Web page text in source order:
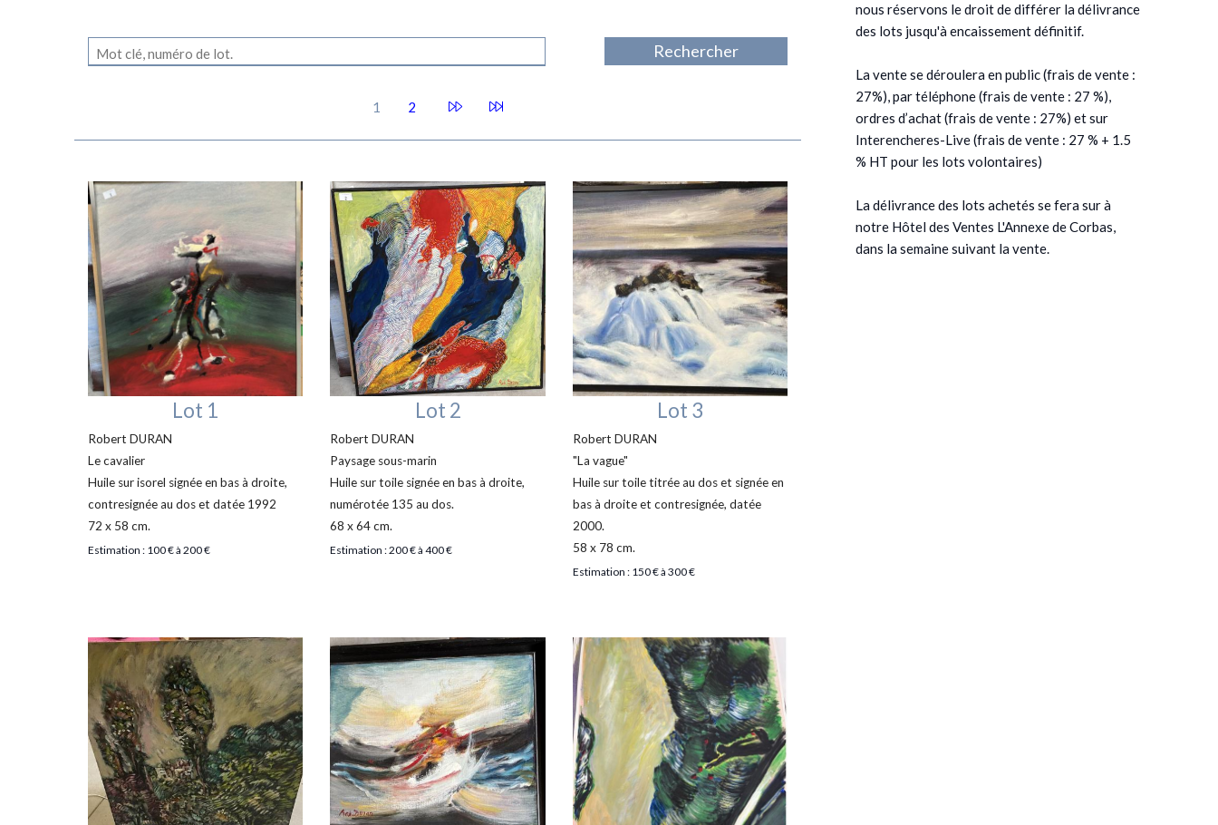
1 2
Lot 1
Robert DURAN
Le cavalier
Huile sur isorel signée en bas à droite,
contresignée au dos et datée 1992
72 x 58 cm.
Estimation : 100 € à 200 €
Lot 2
Robert DURAN
Paysage sous-marin
Huile sur toile signée en bas à droite,
numérotée 135 au dos.
68 x 64 cm.
Estimation : 200 € à 400 €
Lot 3
Robert DURAN
"La vague"
Huile sur toile titrée au dos et signée en
bas à droite et contresignée, datée
2000.
58 x 78 cm.
Estimation : 150 € à 300 €
nous réservons le droit de différer la délivrance
des lots jusqu'à encaissement définitif.
La vente se déroulera en public (frais de vente :
27%), par téléphone (frais de vente : 27 %),
ordres d’achat (frais de vente : 27%) et sur
Interencheres-Live (frais de vente : 27 % + 1.5
% HT pour les lots volontaires)
La délivrance des lots achetés se fera sur à
notre Hôtel des Ventes L'Annexe de Corbas,
dans la semaine suivant la vente.